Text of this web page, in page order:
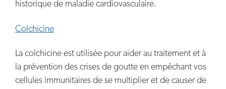
historique de maladie cardiovasculaire.
Colchicine
La colchicine est utilisée pour aider au traitement et à
la prévention des crises de goutte en empêchant vos
cellules immunitaires de se multiplier et de causer de